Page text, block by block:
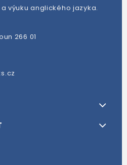
výuku anglického jazyka.
266 01